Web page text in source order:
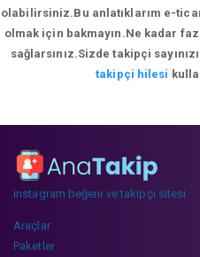
olabilirsiniz.Bu anlatıklarım e-
olmak için bakmayın.Ne kadar
sağlarsınız.Sizde takipçi
takipçi hilesi
instagram beğeni ve takipçi sitesi
Araçlar
Paketler